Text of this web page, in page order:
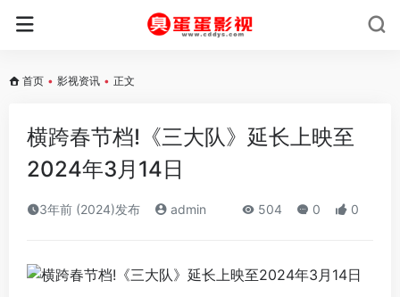
首页 • 影视资讯 • 正文
横跨春节档!《三大队》延长上映至
2024年3月14日
3年前 (2024)发布 admin 504 0 0